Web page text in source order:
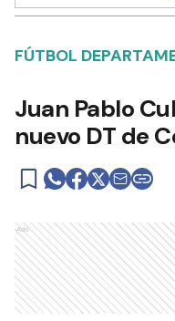
FÚTBOL
Juan Pablo
nuevo DT de
Ads